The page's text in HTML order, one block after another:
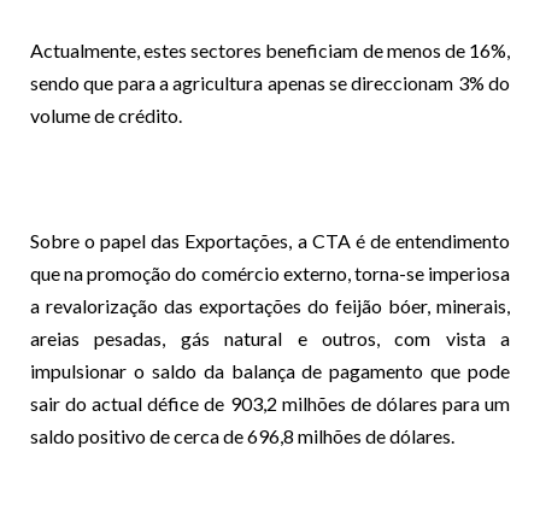
Actualmente, estes sectores beneficiam de menos de 16%,
sendo que para a agricultura apenas se direccionam 3% do
volume de crédito.
Sobre o papel das Exportações, a CTA é de entendimento
que na promoção do comércio externo, torna-se imperiosa
a revalorização das exportações do feijão bóer, minerais,
areias pesadas, gás natural e outros, com vista a
impulsionar o saldo da balança de pagamento que pode
sair do actual défice de 903,2 milhões de dólares para um
saldo positivo de cerca de 696,8 milhões de dólares.